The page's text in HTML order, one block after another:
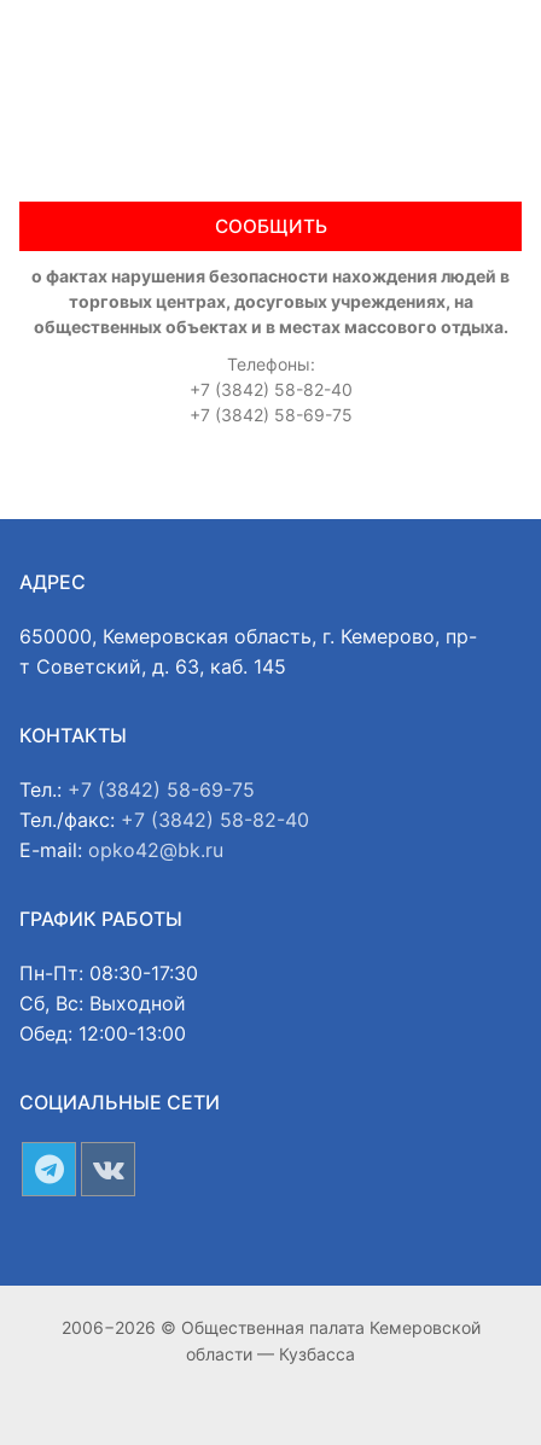
СООБЩИТЬ
о фактах нарушения безопасности нахождения людей в
торговых центрах, досуговых учреждениях, на
общественных объектах и в местах массового отдыха.
Телефоны:
+7 (3842) 58-82-40
+7 (3842) 58-69-75
АДРЕС
650000, Кемеровская область, г. Кемерово, пр-
т Советский, д. 63, каб. 145
КОНТАКТЫ
Тел.: +7 (3842) 58-69-75
Тел./факс: +7 (3842) 58-82-40
E-mail: opko42@bk.ru
ГРАФИК РАБОТЫ
Пн-Пт: 08:30-17:30
Сб, Вс: Выходной
Обед: 12:00-13:00
СОЦИАЛЬНЫЕ СЕТИ
2006−2026 © Общественная палата Кемеровской
области — Кузбасса